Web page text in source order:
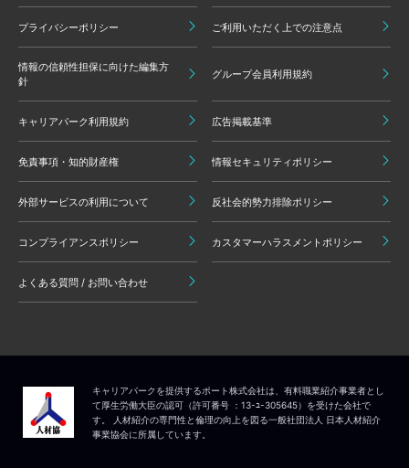
プライバシーポリシー ご利用いただく上での注意点
情報の信頼性担保に向けた編集方
針
グループ会員利用規約
キャリアパーク利用規約 広告掲載基準
免責事項・知的財産権 情報セキュリティポリシー
外部サービスの利用について 反社会的勢力排除ポリシー
コンプライアンスポリシー カスタマーハラスメントポリシー
よくある質問 / お問い合わせ